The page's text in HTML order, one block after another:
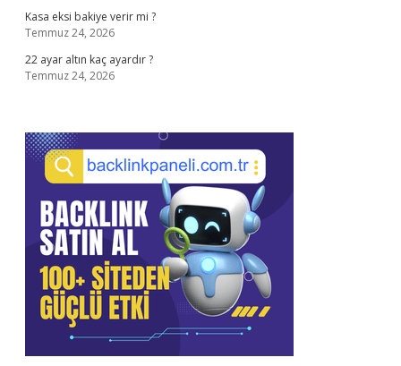
Kasa eksi bakiye verir mi ?
Temmuz 24, 2026
22 ayar altın kaç ayardır ?
Temmuz 24, 2026